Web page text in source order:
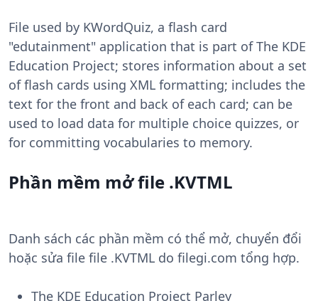
File used by KWordQuiz, a flash card
"edutainment" application that is part of The KDE
Education Project; stores information about a set
of flash cards using XML formatting; includes the
text for the front and back of each card; can be
used to load data for multiple choice quizzes, or
for committing vocabularies to memory.
Phần mềm mở file .KVTML
Danh sách các phần mềm có thể mở, chuyển đổi
hoặc sửa file file .KVTML do filegi.com tổng hợp.
The KDE Education Project Parley